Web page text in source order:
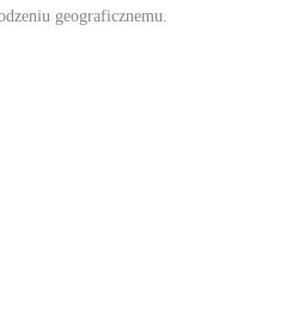
geograficznemu.